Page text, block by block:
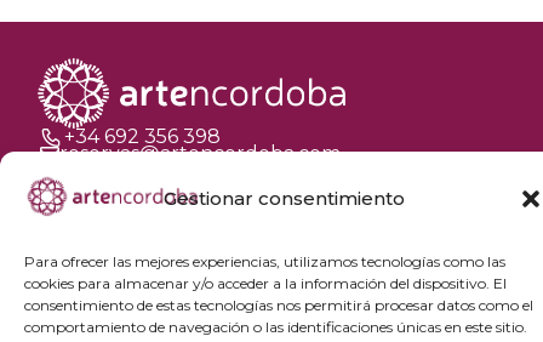
Gestionar consentimiento
Para ofrecer las mejores experiencias, utilizamos tecnologías como las
cookies para almacenar y/o acceder a la información del dispositivo. El
consentimiento de estas tecnologías nos permitirá procesar datos como el
comportamiento de navegación o las identificaciones únicas en este sitio.
+34 692 356 398
reservas@artencordoba.com
Agenda cultural
Grupos privados
Acceso Profesionales